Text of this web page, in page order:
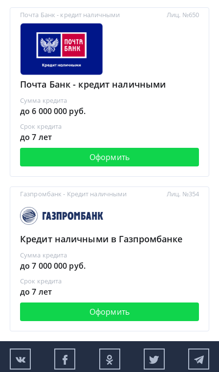
Почта Банк - кредит наличными
Почта Банк - кредит наличными
Сумма кредита
до 6 000 000 руб.
Срок кредита
до 7 лет
Оформить
Лиц. №650
Газпромбанк - Кредит наличными
Кредит наличными в Газпромбанке
Сумма кредита
до 7 000 000 руб.
Срок кредита
до 7 лет
Оформить
Лиц. №354